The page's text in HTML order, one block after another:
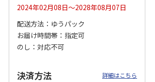
コーデュロイ生地ラ
キティ KCOB2
2,200円
(送料別・税込)
八角形ステンレスマ
2024年02月08日～2028年08月07日
配送方法
ゆうパック
お届け時間帯
指定可
のし
対応不可
決済方法 詳細はこちら